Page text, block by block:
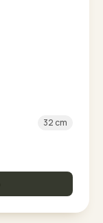
32 cm